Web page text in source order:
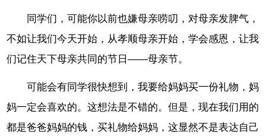
同学们，可能你以前也嫌母亲唠叨，对母亲发脾气，
不如让我们今天开始，从孝顺母亲开始，学会感恩，让我
们记住天下母亲共同的节日——母亲节。
可能会有同学很快想到，我要给妈妈买一份礼物，妈
妈一定会喜欢的。这想法是不错的。但是，现在我们用的
都是爸爸妈妈的钱，买礼物给妈妈，这显然不是表达自己